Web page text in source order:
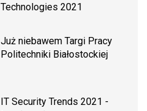
Technologies 2021
Już niebawem Targi Pracy
Politechniki Białostockiej
IT Security Trends 2021 -